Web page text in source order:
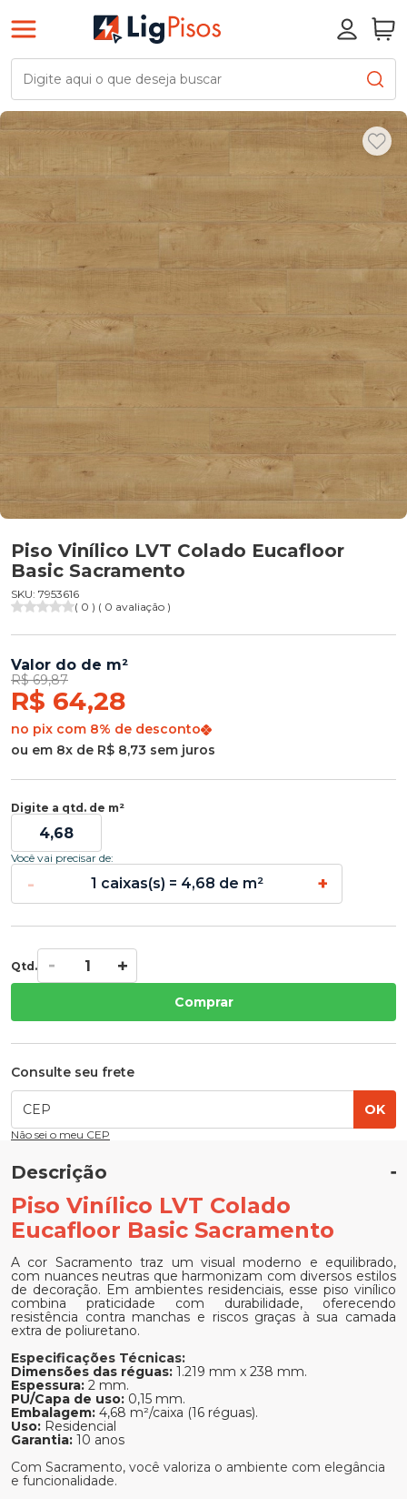
Piso Vinílico LVT Colado Eucafloor
Basic Sacramento
SKU: 7953616
( 0 ) ( 0 avaliação )
Valor do de m²
R$ 69,87
R$ 64,28
no pix com 8% de desconto
ou em 8x de R$ 8,73 sem juros
Digite a qtd. de m²
Você vai precisar de:
- 1 caixas(s) = 4,68 de m² +
Qtd.
Comprar
Consulte seu frete
OK
Não sei o meu CEP
Descrição
Piso Vinílico LVT Colado
Eucafloor Basic Sacramento
A cor Sacramento traz um visual moderno e equilibrado,
com nuances neutras que harmonizam com diversos estilos
de decoração. Em ambientes residenciais, esse piso vinílico
combina praticidade com durabilidade, oferecendo
resistência contra manchas e riscos graças à sua camada
extra de poliuretano.
Especificações Técnicas:
Dimensões das réguas: 1.219 mm x 238 mm.
Espessura: 2 mm.
PU/Capa de uso: 0,15 mm.
Embalagem: 4,68 m²/caixa (16 réguas).
Uso: Residencial
Garantia: 10 anos
Com Sacramento, você valoriza o ambiente com elegância
e funcionalidade.